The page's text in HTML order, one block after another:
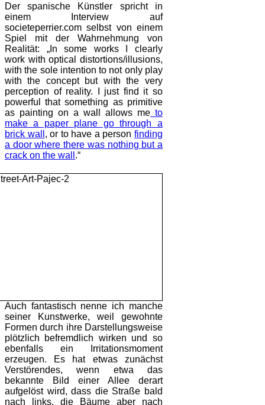
Der spanische Künstler spricht in
einem Interview auf
societeperrier.com selbst von einem
Spiel mit der Wahrnehmung von
Realität: „In some works I clearly
work with optical distortions/illusions,
with the sole intention to not only play
with the concept but with the very
perception of reality. I just find it so
powerful that something as primitive
as painting on a wall allows meto
make a paper plane go through a
brick wall , or to have a person finding
a door where there was nothing but a
crack on the wall .“
Auch fantastisch nenne ich manche
seiner Kunstwerke, weil gewohnte
Formen durch ihre Darstellungsweise
plötzlich befremdlich wirken und so
ebenfalls ein Irritationsmoment
erzeugen. Es hat etwas zunächst
Verstörendes, wenn etwa das
bekannte Bild einer Allee derart
aufgelöst wird, dass die Straße bald
nach links, die Bäume aber nach